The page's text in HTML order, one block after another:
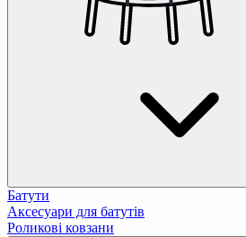
Батути
Аксесуари для батутів
Роликові ковзани